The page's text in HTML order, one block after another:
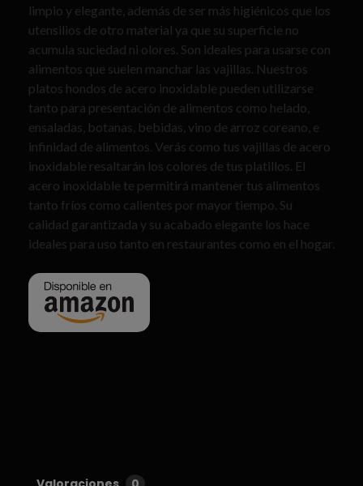
limpio y elegante, además de ser más higiénicos que los
utensilios de otro material ya que su superficie no
acumula suciedad ni olores. Son ideales para usarse con
alimentos que suelen manchar las vajillas. Nuestros
platos hondos de acero inoxidable pueden utilizarse
tanto para presentación de alimentos como helado,
ensaladas, botanas, bebidas, vino de arroz coreano, e
infinidad de alimentos. Verás como tus vajillas de acero
inoxidable resaltarán los colores de tus platillos. El
acero inoxidable te permitirá mantener tus alimentos
tanto fríos como calientes por mayor tiempo. Su
calidad garantizada y su acabado elegante los hace
ideales para uso tanto en restaurantes como en el hogar.